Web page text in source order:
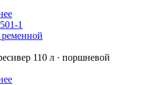
110 л · поршневой